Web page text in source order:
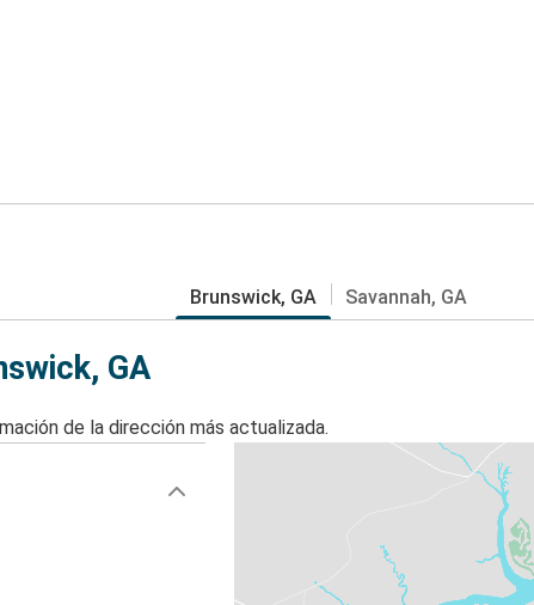
Brunswick, GA Savannah, GA
GA
de la dirección más actualizada.